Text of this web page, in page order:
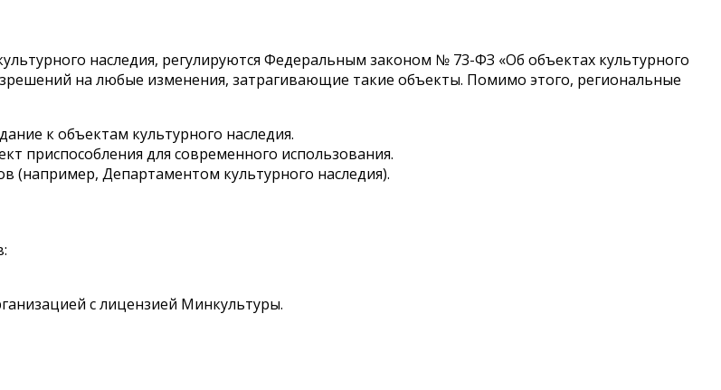
наследия, регулируются Федеральным законом № 73-ФЗ «Об объектах культурного
на любые изменения, затрагивающие такие объекты. Помимо этого, региональные
к объектам культурного наследия.
приспособления для современного использования.
(например, Департаментом культурного наследия).
с лицензией Минкультуры.